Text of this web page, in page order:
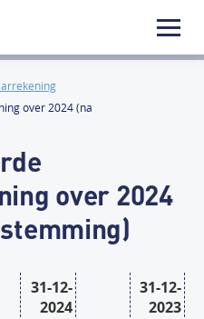
over 2024 (na
over 2024
31-12-
2024
31-12-
2023